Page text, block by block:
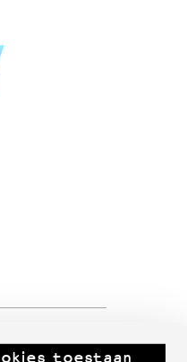
toestaan